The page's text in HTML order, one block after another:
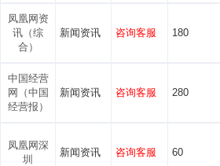
凤凰网资
讯（综
合）
新闻资讯 咨询客服 180
中国经营
网（中国
经营报）
新闻资讯 咨询客服 280
凤凰网深
圳
新闻资讯 咨询客服 60